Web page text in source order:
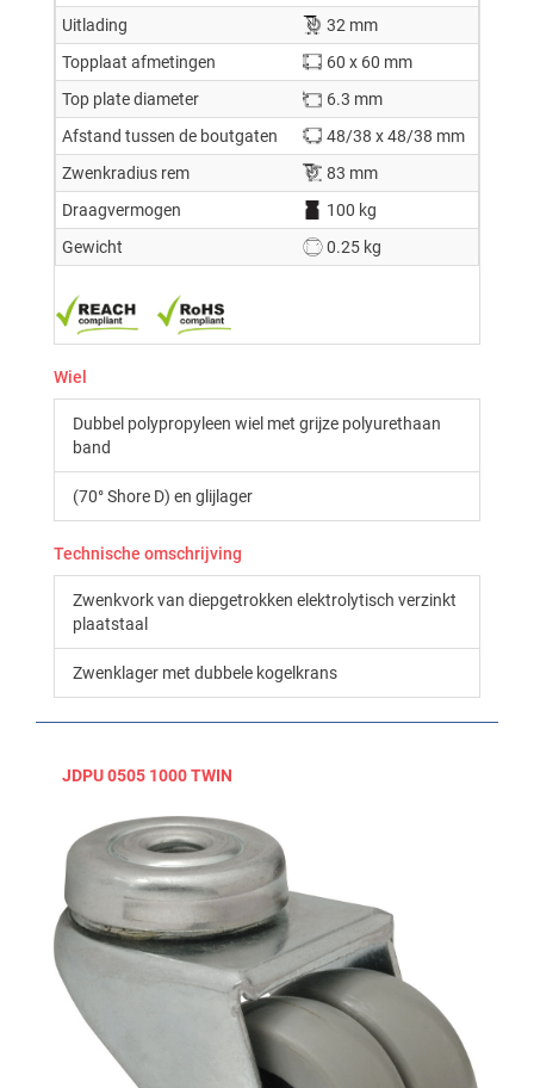
Uitlading
32 mm
Topplaat afmetingen
60 x 60 mm
Top plate diameter
6.3 mm
Afstand tussen de boutgaten
48/38 x 48/38 mm
Zwenkradius rem
83 mm
Draagvermogen
100 kg
Gewicht
0.25 kg
Wiel
Dubbel polypropyleen wiel met grijze polyurethaan
band
(70° Shore D) en glijlager
Technische omschrijving
Zwenkvork van diepgetrokken elektrolytisch verzinkt
plaatstaal
Zwenklager met dubbele kogelkrans
JDPU 0505 1000 TWIN